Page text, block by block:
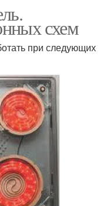
схем
при следующих